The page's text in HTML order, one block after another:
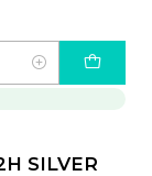
SILVER